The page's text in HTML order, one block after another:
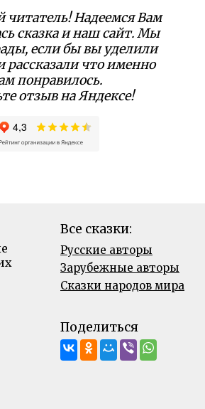
читатель! Надеемся Вам
сказка и наш сайт. Мы
если бы вы уделили
рассказали что именно
понравилось.
отзыв на Яндексе!
Все сказки:
Русские авторы
Зарубежные авторы
Сказки народов мира
Поделиться